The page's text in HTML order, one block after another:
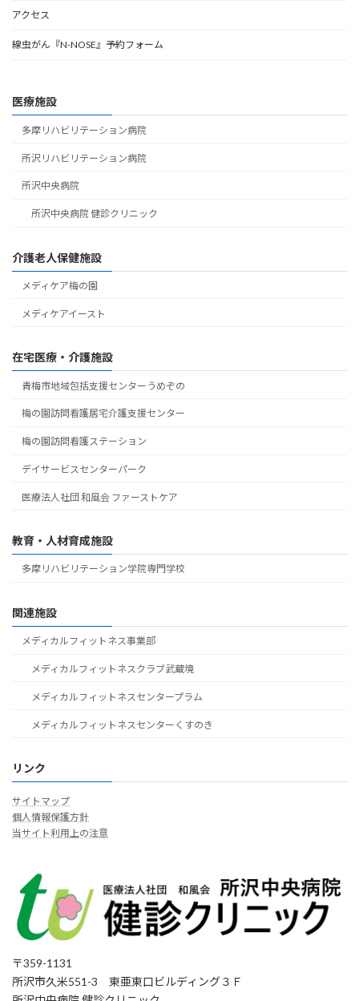
アクセス
線虫がん『N-NOSE』予約フォーム
医療施設
多摩リハビリテーション病院
所沢リハビリテーション病院
所沢中央病院
所沢中央病院 健診クリニック
介護老人保健施設
メディケア梅の園
メディケアイースト
在宅医療・介護施設
青梅市地域包括支援センターうめぞの
梅の園訪問看護居宅介護支援センター
梅の園訪問看護ステーション
デイサービスセンターパーク
医療法人社団 和風会 ファーストケア
教育・人材育成施設
多摩リハビリテーション学院専門学校
関連施設
メディカルフィットネス事業部
メディカルフィットネスクラブ武蔵境
メディカルフィットネスセンタープラム
メディカルフィットネスセンターくすのき
リンク
サイトマップ
個人情報保護方針
当サイト利用上の注意
〒359-1131
所沢市久米551-3 東亜東口ビルディング３Ｆ